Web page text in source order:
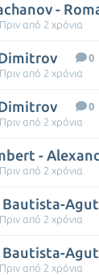
-
από 2 χρόνια
0
από 2 χρόνια
0
από 2 χρόνια
-
από 2 χρόνια
από 2 χρόνια
από 2 χρόνια